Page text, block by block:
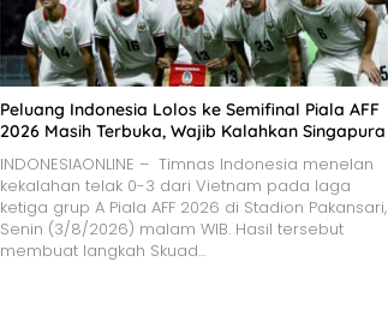
Peluang Indonesia Lolos ke Semifinal Piala AFF
2026 Masih Terbuka, Wajib Kalahkan Singapura
INDONESIAONLINE – Timnas Indonesia menelan
kekalahan telak 0-3 dari Vietnam pada laga
ketiga grup A Piala AFF 2026 di Stadion Pakansari,
Senin (3/8/2026) malam WIB. Hasil tersebut
membuat langkah Skuad…